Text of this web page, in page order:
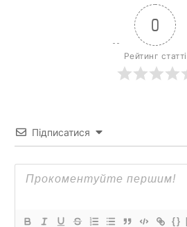
0
Рейтинг статті
Підписатися
{}